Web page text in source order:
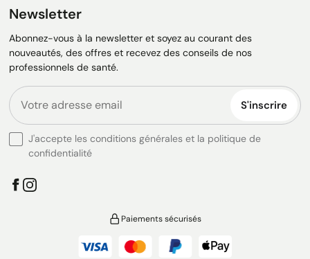
Newsletter
Abonnez-vous à la newsletter et soyez au courant des
nouveautés, des offres et recevez des conseils de nos
professionnels de santé.
S'inscrire
J'accepte les conditions générales et la politique de
confidentialité
Paiements sécurisés